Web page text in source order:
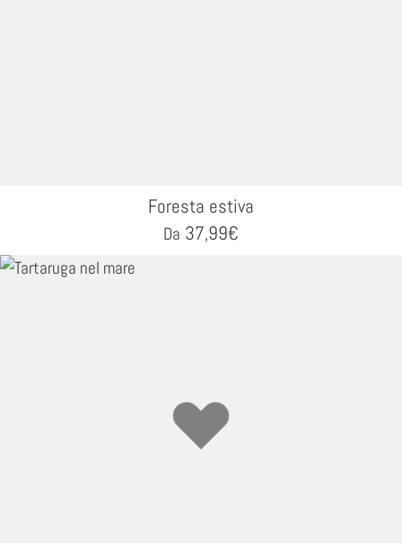
Foresta estiva
Da 37,99€